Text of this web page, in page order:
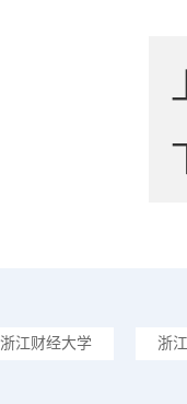
浙江财经大学 浙